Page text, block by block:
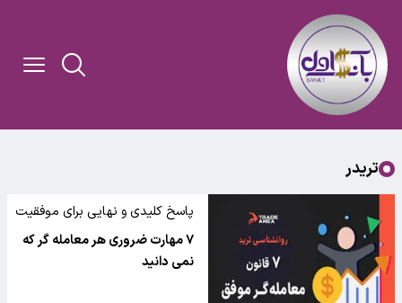
تریدر
پاسخ کلیدی و نهایی برای موفقیت
در ترید
۷ مهارت ضروری هر معامله گر که
نمی دانید